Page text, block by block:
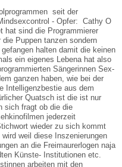
seit der
- Opfer: Cathy O
hat sind die Programmierer
Puppen tanzen sondern
halten damit die keinen
ein eigenes Lebena hat also
Sängerinnen Sex-
ganzen haben, wie bei der
Intelligenzbestie aus dem
Quatsch ist die ist nur
sich fragt ob die die
jederzeit
wieder zu sich kommt
weil diese Inszenierungen
an die Freimaurerlogen naja
Künste- Institutionen etc.
arbeiten mit den